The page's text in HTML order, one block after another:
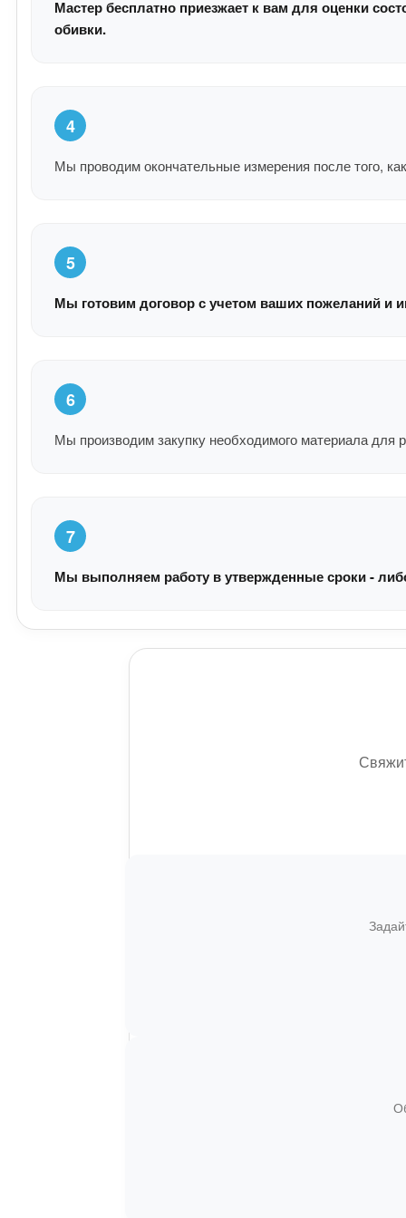
Мастер бесплатно приезжает к вам для оценки
обивки.
4
Мы проводим окончательные измерения после того,
5
Мы готовим договор с учетом ваших пожеланий и
6
Мы производим закупку необходимого материала для
7
Мы выполняем работу в утвержденные сроки -